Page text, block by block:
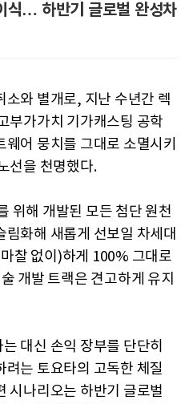
식… 하반기 글로벌 완성차
소와 별개로, 지난 수년간 렉
부가가치 기가캐스팅 공학
어 뭉치를 그대로 소멸시키
선을 천명했다.
위해 개발된 모든 첨단 원천
화해 새롭게 선보일 차세대
찰 없이)하게 100% 그대로
개발 트랙은 견고하게 유지
대신 손익 장부를 단단히
는 토요타의 고독한 체질
시나리오는 하반기 글로벌